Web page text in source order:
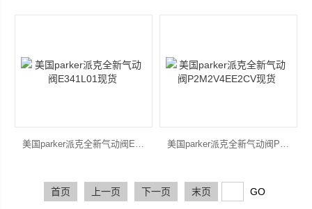
美国parker派克全新气动阀E341L01现货 美国parker派克全新气动阀P2M2V4EE2CV现货
首页 上一页 下一页 末页